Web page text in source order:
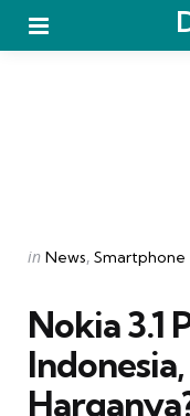
Categories
Posted
in News Smartphone
Nokia 3.1